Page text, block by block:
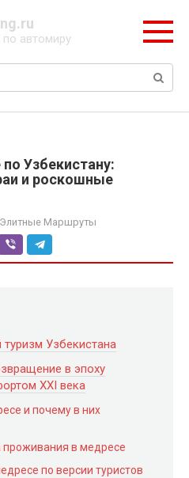
автомиру
Узбекистану:
и роскошные
Элитные Маршруты
Узбекистана
в эпоху
XXI века
и почему в них
в медресе
по версии туристов